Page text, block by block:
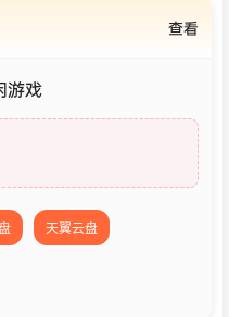
查看
游戏
天翼云盘